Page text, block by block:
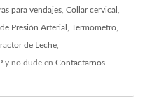
para vendajes Collar cervical
Presión Arterial Termómetro
de Leche
y no dude en Contactarnos